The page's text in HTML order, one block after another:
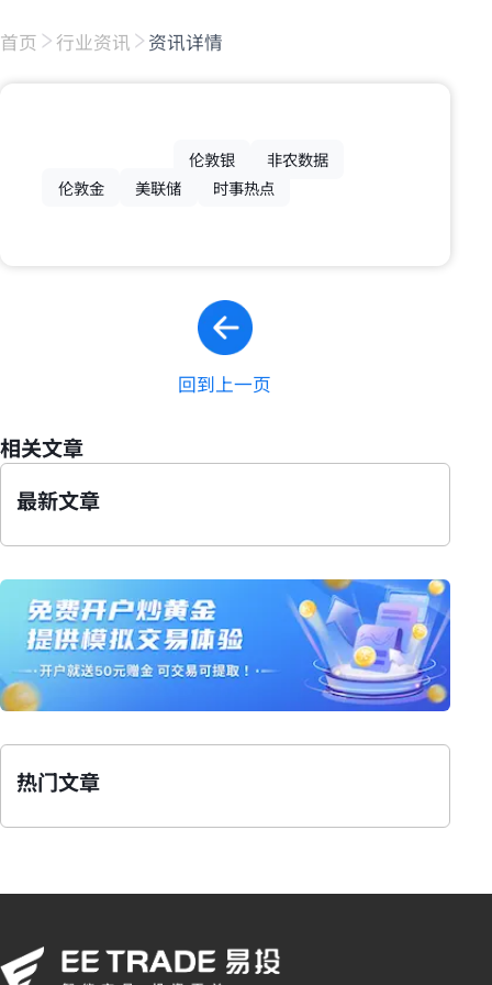
首页 行业资讯 资讯详情
伦敦银
非农数据
伦敦金
美联储 时事热点
回到上一页
相关文章
最新文章
热门文章